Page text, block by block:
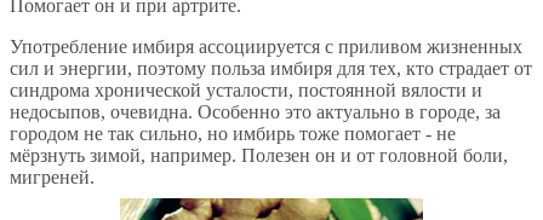
Помогает он и при артрите.
Употребление имбиря ассоциируется с приливом жизненных
сил и энергии, поэтому польза имбиря для тех, кто страдает от
синдрома хронической усталости, постоянной вялости и
недосыпов, очевидна. Особенно это актуально в городе, за
городом не так сильно, но имбирь тоже помогает - не
мёрзнуть зимой, например. Полезен он и от головной боли,
мигреней.